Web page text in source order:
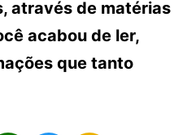
através de matérias
acabou de ler,
que tanto